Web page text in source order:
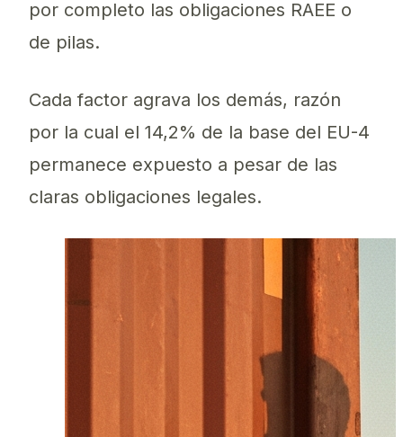
por completo las obligaciones RAEE o
de pilas.
Cada factor agrava los demás, razón
por la cual el 14,2% de la base del EU-4
permanece expuesto a pesar de las
claras obligaciones legales.